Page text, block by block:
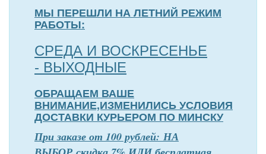
МЫ ПЕРЕШЛИ НА ЛЕТНИЙ РЕЖИМ
РАБОТЫ:
СРЕДА И ВОСКРЕСЕНЬЕ
- ВЫХОДНЫЕ
ОБРАЩАЕМ ВАШЕ
ВНИМАНИЕ,ИЗМЕНИЛИСЬ УСЛОВИЯ
ДОСТАВКИ КУРЬЕРОМ ПО МИНСКУ
При заказе от 100 рублей: НА